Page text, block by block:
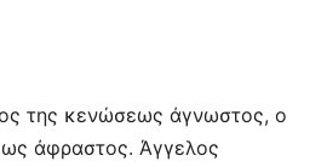
της κενώσεως άγνωστος, ο
άφραστος. Άγγελος